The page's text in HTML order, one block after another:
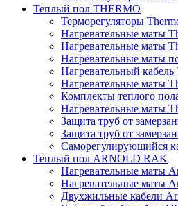
Теплый пол THERMO
Терморегуляторы
Нагревательные маты
Нагревательные маты
Нагревательные маты
Нагревательный
Нагревательные маты
Комплекты теплого
Нагревательные маты
Защита труб от
Защита труб от
Саморегулирующийся
Теплый пол ARNOLD RAK
Нагревательные маты
Нагревательные маты
Двухжильные кабели